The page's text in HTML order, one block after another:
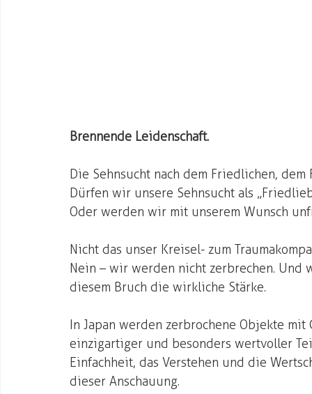
Brennende Leidenschaft.
Die Sehnsucht nach dem Friedlichen,
Dürfen wir unsere Sehnsucht als
Oder werden wir mit unserem Wunsch
Nicht das unser Kreisel- zum
Nein – wir werden nicht zerbrechen.
diesem Bruch die wirkliche Stärke.
In Japan werden zerbrochene Objekte
einzigartiger und besonders wertvoller
Einfachheit, das Verstehen und die
dieser Anschauung.